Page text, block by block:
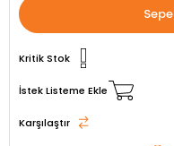
Kritik Stok
İstek Listeme Ekle
Karşılaştır